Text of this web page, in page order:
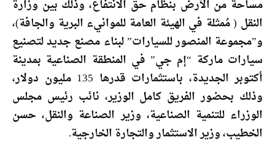
مساحة من الأرض بنظام حق الانتفاع، وذلك بين وزارة
النقل ( مُمثلة في الهيئة العامة للموانيء البرية والجافة)،
و”مجموعة المنصور للسيارات” لبناء مصنع جديد لتصنيع
سيارات ماركة “إم جي” في المنطقة الصناعية بمدينة
أكتوبر الجديدة، باستثمارات قدرها 135 مليون دولار،
وذلك بحضور الفريق كامل الوزير، نائب رئيس مجلس
الوزراء للتنمية الصناعية، وزير الصناعة والنقل، حسن
الخطيب، وزير الاستثمار والتجارة الخارجية.